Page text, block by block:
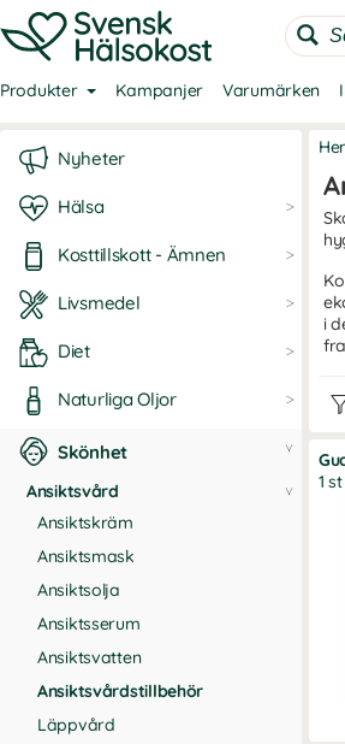
Produkter Kampanjer Varumärken
Nyheter
Hälsa
Kosttillskott - Ämnen
Livsmedel
Diet
Naturliga Oljor
Skönhet
Ansiktsvård
Ansiktskräm
Ansiktsmask
Ansiktsolja
Ansiktsserum
Ansiktsvatten
Ansiktsvårdstillbehör
Läppvård
i
1 st